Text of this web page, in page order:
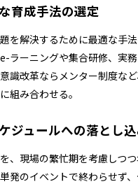
育成手法の選定
を解決するために最適な手
ラーニングや集合研修、実
識改革ならメンター制度な
組み合わせる。
ジュールへの落とし
、現場の繁忙期を考慮しつ
発のイベントで終わらせず